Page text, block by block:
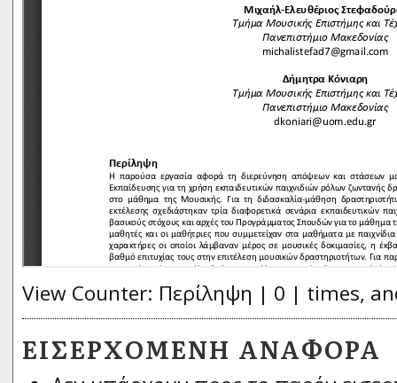
View Counter: Περίληψη | 0 | times,
ΕΙΣΕΡΧΌΜΕΝΗ ΑΝΑΦΟΡΆ